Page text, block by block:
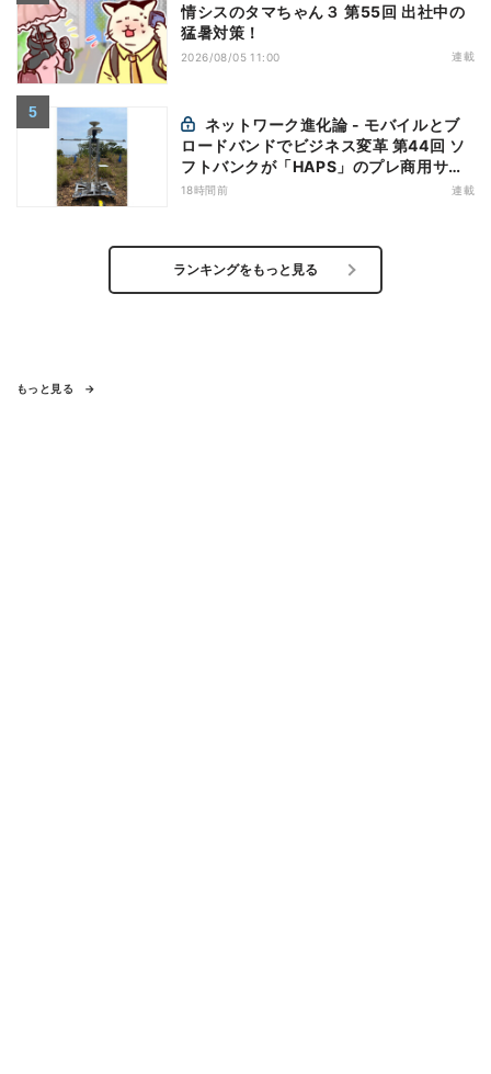
情シスのタマちゃん３ 第55回 出社中の
猛暑対策！
2026/08/05 11:00 連載
ロードバンドでビジネス変革 第44回 ソ
フトバンクが「HAPS」のプレ商用サー
ビス開始を表明、本格的な商用展開のめ
18時間前 連載
ランキングをもっと見る
もっと見る